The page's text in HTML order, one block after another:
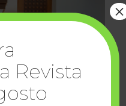
Revista
×